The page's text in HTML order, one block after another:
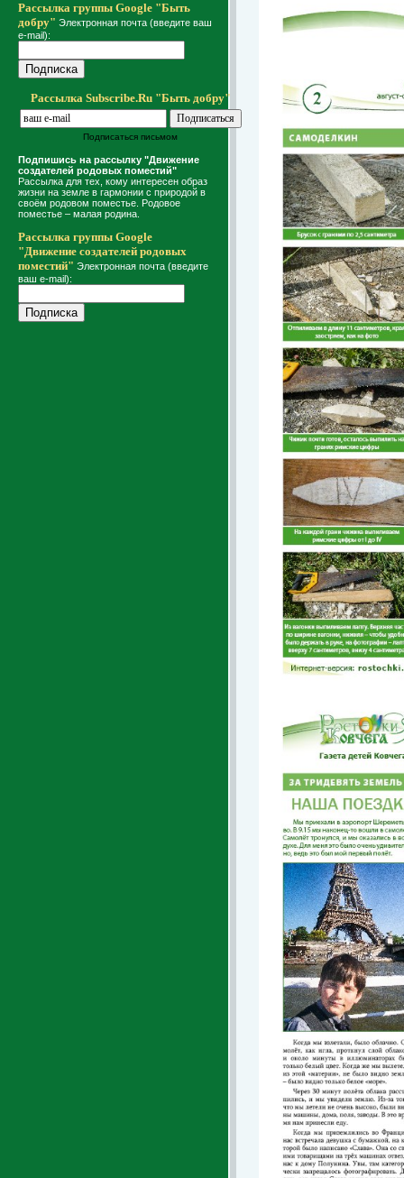
Рассылка группы Google "Быть
добру" Электронная почта (введите ваш
e-mail):
Рассылка Subscribe.Ru "Быть добру"
Подписаться письмом
Подпишись на рассылку "Движение
создателей родовых поместий"
Рассылка для тех, кому интересен образ
жизни на земле в гармонии с природой в
своём родовом поместье. Родовое
поместье – малая родина.
Рассылка группы Google
"Движение создателей родовых
поместий" Электронная почта (введите
ваш e-mail):